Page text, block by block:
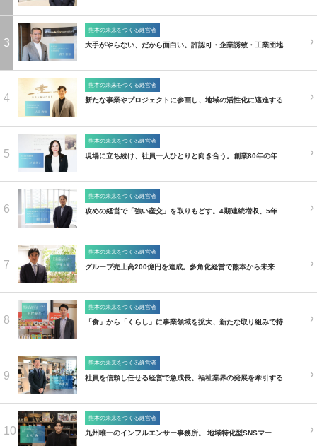
3
熊本の未来をつくる経営者
大手がやらない、だから面白い。許認可・企業誘致・工業団地…
4
熊本の未来をつくる経営者
新たな事業やプロジェクトに参画し、地域の活性化に邁進する…
5
熊本の未来をつくる経営者
現場に立ち続け、社員一人ひとりと向き合う。創業80年の年…
6
熊本の未来をつくる経営者
攻めの経営で「強い産交」を取りもどす。4期連続増収、5年…
7
熊本の未来をつくる経営者
グループ売上高200億円を達成。多角化経営で熊本から未来…
8
熊本の未来をつくる経営者
「食」から「くらし」に事業領域を拡大、新たな取り組みで持…
9
熊本の未来をつくる経営者
社員を信頼し任せる経営で急成長。福祉業界の発展を牽引する…
10
熊本の未来をつくる経営者
九州唯一のインフルエンサー事務所。 地域特化型SNSマー…